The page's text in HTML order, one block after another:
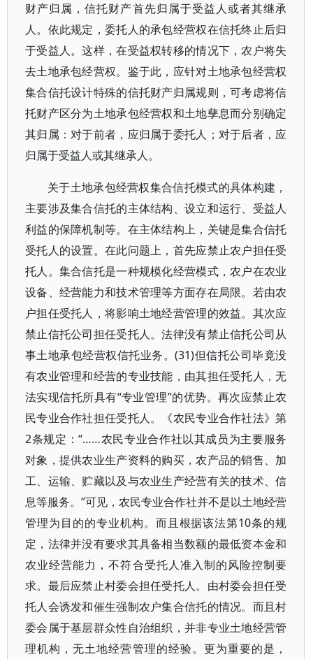
财产归属，信托财产首先归属于受益人或者其继承
人。依此规定，委托人的承包经营权在信托终止后归
于受益人。这样，在受益权转移的情况下，农户将失
去土地承包经营权。鉴于此，应针对土地承包经营权
集合信托设计特殊的信托财产归属规则，可考虑将信
托财产区分为土地承包经营权和土地孳息而分别确定
其归属：对于前者，应归属于委托人；对于后者，应
归属于受益人或其继承人。
关于土地承包经营权集合信托模式的具体构建，
主要涉及集合信托的主体结构、设立和运行、受益人
利益的保障机制等。在主体结构上，关键是集合信托
受托人的设置。在此问题上，首先应禁止农户担任受
托人。集合信托是一种规模化经营模式，农户在农业
设备、经营能力和技术管理等方面存在局限。若由农
户担任受托人，将影响土地经营管理的效益。其次应
禁止信托公司担任受托人。法律没有禁止信托公司从
事土地承包经营权信托业务。(31)但信托公司毕竟没
有农业管理和经营的专业技能，由其担任受托人，无
法实现信托所具有“专业管理”的优势。再次应禁止农
民专业合作社担任受托人。《农民专业合作社法》第
2条规定：“……农民专业合作社以其成员为主要服务
对象，提供农业生产资料的购买，农产品的销售、加
工、运输、贮藏以及与农业生产经营有关的技术、信
息等服务。”可见，农民专业合作社并不是以土地经营
管理为目的的专业机构。而且根据该法第10条的规
定，法律并没有要求其具备相当数额的最低资本金和
农业经营能力，不符合受托人准入制的风险控制要
求。最后应禁止村委会担任受托人。由村委会担任受
托人会诱发和催生强制农户集合信托的情况。而且村
委会属于基层群众性自治组织，并非专业土地经营管
理机构，无土地经营管理的经验。更为重要的是，